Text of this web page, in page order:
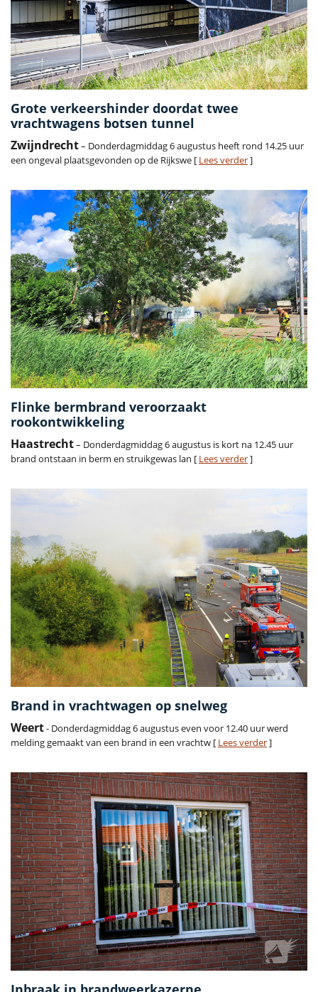
Grote verkeershinder doordat twee
vrachtwagens botsen tunnel
Zwijndrecht– Donderdagmiddag 6 augustus heeft rond 14.25 uur
een ongeval plaatsgevonden op de Rijkswe [ Lees verder]
Flinke bermbrand veroorzaakt
rookontwikkeling
Haastrecht– Donderdagmiddag 6 augustus is kort na 12.45 uur
brand ontstaan in berm en struikgewas lan [ Lees verder]
Brand in vrachtwagen op snelweg
Weert- Donderdagmiddag 6 augustus even voor 12.40 uur werd
melding gemaakt van een brand in een vrachtw [ Lees verder]